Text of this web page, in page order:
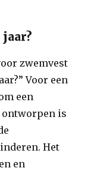
zwemvest
Voor een
een
ontworpen is
Het
en